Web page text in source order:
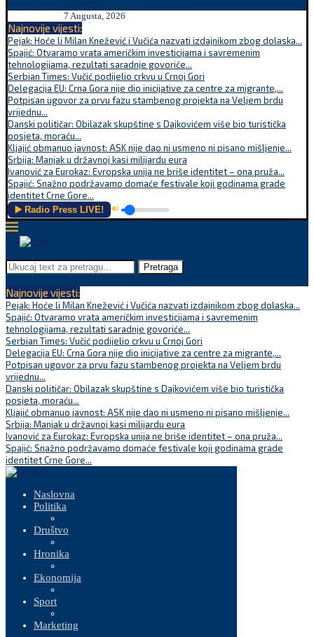
7 Augusta, 2026
Najnovije vijesti:
Pejak: Hoće li Milan Knežević i Vučića nazvati izdajnikom zbog dolaska...
Spajić: Otvaramo vrata američkim investicijama i savremenim
tehnologijama, rezultati saradnje govoriće...
Serbian Times: Vučić podijelio crkvu u Crnoj Gori
Delegacija EU: Crna Gora nije dio inicijative za centre za migrante,...
Potpisan ugovor za prvu fazu stambenog projekta na Veljem brdu
vrijednu...
Danski političar: Obilazak skupštine s Dajkovićem više bio turistička
posjeta, moraću...
Kljajić obmanuo javnost: ASK nije dao ni usmeno ni pisano mišljenje...
Srbija: Manjak u državnoj kasi milijardu eura
Ivanović za Eurokaz: Evropska unija ne briše identitet – ona pruža...
Spajić: Snažno podržavamo domaće festivale koji godinama grade
identitet Crne Gore...
▶️ Radio Press LIVE! 🔊
Pretraga
Najnovije vijesti:
Pejak: Hoće li Milan Knežević i Vučića nazvati izdajnikom zbog dolaska...
Spajić: Otvaramo vrata američkim investicijama i savremenim
tehnologijama, rezultati saradnje govoriće...
Serbian Times: Vučić podijelio crkvu u Crnoj Gori
Delegacija EU: Crna Gora nije dio inicijative za centre za migrante,...
Potpisan ugovor za prvu fazu stambenog projekta na Veljem brdu
vrijednu...
Danski političar: Obilazak skupštine s Dajkovićem više bio turistička
posjeta, moraću...
Kljajić obmanuo javnost: ASK nije dao ni usmeno ni pisano mišljenje...
Srbija: Manjak u državnoj kasi milijardu eura
Ivanović za Eurokaz: Evropska unija ne briše identitet – ona pruža...
Spajić: Snažno podržavamo domaće festivale koji godinama grade
identitet Crne Gore...
Naslovna
Politika
Društvo
Hronika
Ekonomija
Sport
Marketing